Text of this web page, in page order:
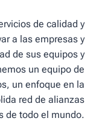
de calidad y
a las empresas y
de sus equipos y
un equipo de
un enfoque en la
red de alianzas
de todo el mundo.